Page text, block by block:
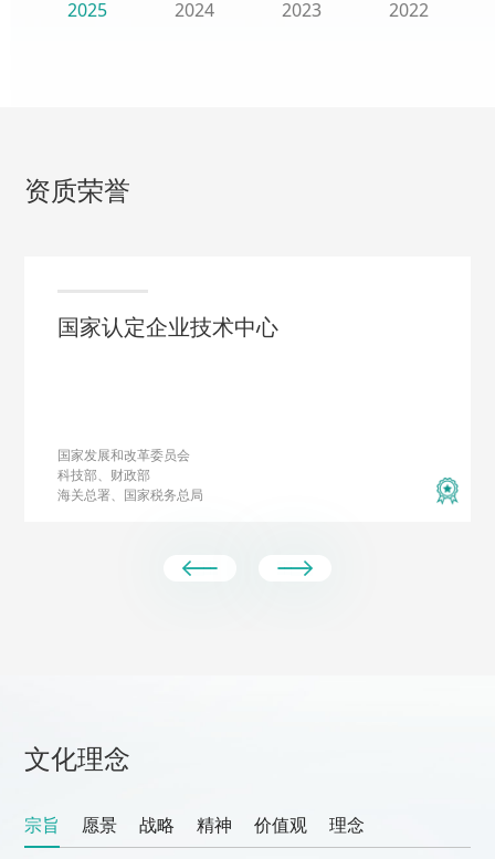
2025 2024 2023 2022
资质荣誉
国家认定企业技术中心
国家发展和改革委员会
科技部、财政部
海关总署、国家税务总局
文化理念
宗旨 愿景 战略 精神 价值观 理念